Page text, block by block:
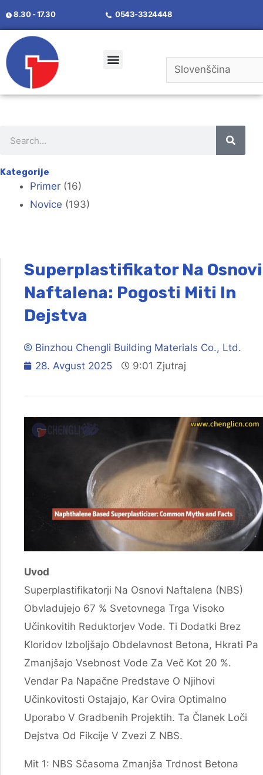
8.30 - 17.30 0543-3324448
Kategorije
Primer (16)
Novice (193)
Superplastifikator Na Osnovi
Naftalena: Pogosti Miti In
Dejstva
Binzhou Chengli Building Materials Co., Ltd.
28. Avgust 2025
9:01 Zjutraj
Uvod
Superplastifikatorji Na Osnovi Naftalena (NBS)
Obvladujejo 67 % Svetovnega Trga Visoko
Učinkovitih Reduktorjev Vode. Ti Dodatki Brez
Kloridov Izboljšajo Obdelavnost Betona, Hkrati Pa
Zmanjšajo Vsebnost Vode Za Več Kot 20 %.
Vendar Pa Napačne Predstave O Njihovi
Učinkovitosti Ostajajo, Kar Ovira Optimalno
Uporabo V Gradbenih Projektih. Ta Članek Loči
Dejstva Od Fikcije V Zvezi Z NBS.
Mit 1: NBS Sčasoma Zmanjša Trdnost Betona